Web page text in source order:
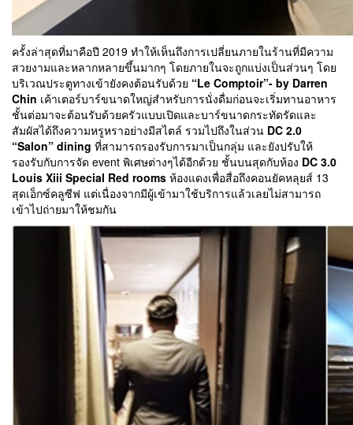
ครั้งล่าสุดที่มาคือปี 2019 ทำให้เห็นถึงการเปลี่ยนภายในร้านที่มีความ
สวยงามและหลากหลายขึ้นมากๆ โดยภายในจะถูกแบ่งเป็นส่วนๆ โดย
บริเวณประตูทางเข้ายังคงต้อนรับด้วย “Le Comptoir”- by Darren
Chin เค้าเตอร์บาร์ขนาดใหญ่สำหรับการนั่งดื่มก่อนจะเริ่มทานอาหาร
ชั้นต่อมาจะต้อนรับด้วยครัวแบบเปิดและบาร์ขนาดกระทัดรัดและ
สัมผัสได้ถึงความหรูหราอย่างมีสไตล์ รวมไปถึงในส่วน DC 2.0
“Salon” dining ที่สามารถรองรับการมาเป็นกลุ่ม และยังปรับให้
รองรับกับการจัด event พิเศษต่างๆได้อีกด้วย ชั้นบนสุดกับห้อง DC 3.0
Louis Xiii Special Red rooms ห้องแดงเพื่อสื่อถึงคอนยัคหลุยส์ 13
สุดเอ็กซ์คลูซีฟ แต่เนื่องจากมีผู้เข้ามาใช้บริการแล้วเลยไม่สามารถ
เข้าไปถ่ายมาให้ชมกัน